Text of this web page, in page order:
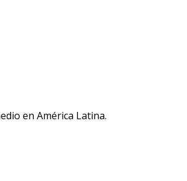
en América Latina.